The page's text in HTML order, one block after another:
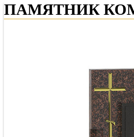
ПАМЯТНИК